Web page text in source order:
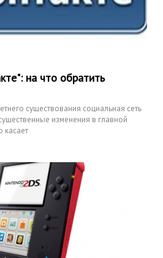
на что обратить
существования социальная сеть
изменения в главной
касает